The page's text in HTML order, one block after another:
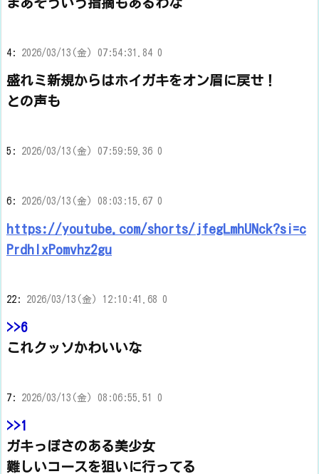
4: 2026/03/13(金) 07:54:31.84 0
盛れミ新規からはホイガキをオン眉に戻せ！
との声も
5: 2026/03/13(金) 07:59:59.36 0
6: 2026/03/13(金) 08:03:15.67 0
https://youtube.com/shorts/jfegLmhUNck?si=c
PrdhlxPomvhz2gu
22: 2026/03/13(金) 12:10:41.68 0
>>6
これクッソかわいいな
7: 2026/03/13(金) 08:06:55.51 0
>>1
ガキっぽさのある美少女
難しいコースを狙いに行ってる